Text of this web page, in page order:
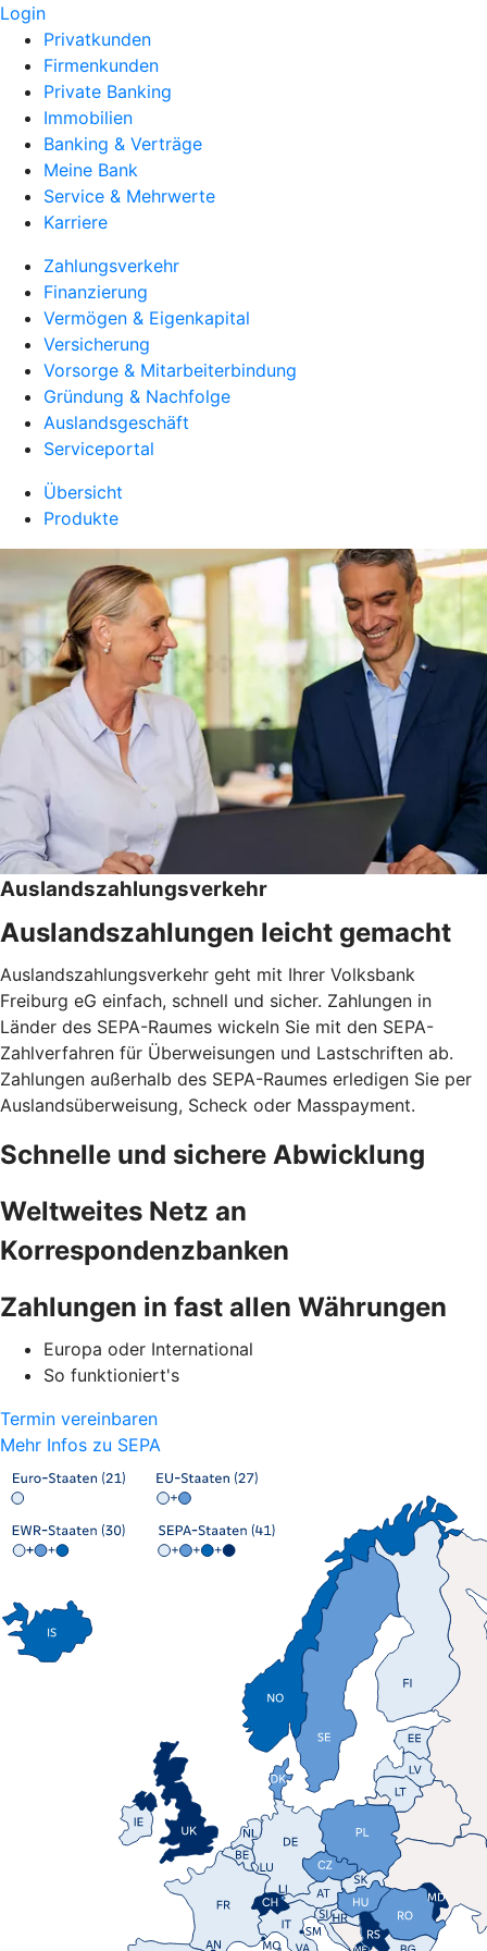
Login
Privatkunden
Firmenkunden
Private Banking
Immobilien
Banking & Verträge
Meine Bank
Service & Mehrwerte
Karriere
Zahlungsverkehr
Finanzierung
Vermögen & Eigenkapital
Versicherung
Vorsorge & Mitarbeiterbindung
Gründung & Nachfolge
Auslandsgeschäft
Serviceportal
Übersicht
Produkte
Auslandszahlungsverkehr
Auslandszahlungen leicht gemacht
Auslandszahlungsverkehr geht mit Ihrer Volksbank
Freiburg eG einfach, schnell und sicher. Zahlungen in
Länder des SEPA-Raumes wickeln Sie mit den SEPA-
Zahlverfahren für Überweisungen und Lastschriften ab.
Zahlungen außerhalb des SEPA-Raumes erledigen Sie per
Auslandsüberweisung, Scheck oder Masspayment.
Schnelle und sichere Abwicklung
Weltweites Netz an
Korrespondenzbanken
Zahlungen in fast allen Währungen
Europa oder International
So funktioniert's
Termin vereinbaren
Mehr Infos zu SEPA